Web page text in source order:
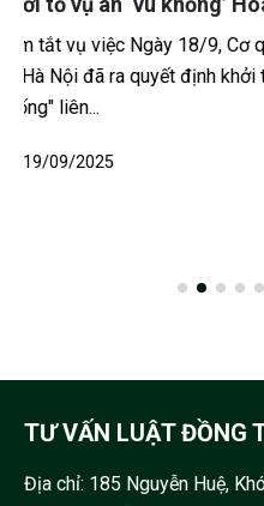
phạm vụ cô gái mang
trọ
Cơ quan Cảnh sát điều tra
một khu nhà trọ...
TƯ VẤN LUẬT ĐỒNG
Địa chỉ: 185 Nguyễn Huệ,